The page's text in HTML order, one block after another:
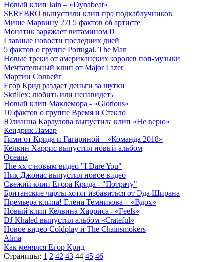
Новый клип Jain – «Dynabeat»
SEREBRO выпустили клип про подкаблучников
Мише Марвину 27! 5 фактов об артисте
Монатик заряжает витамином D
Главные новости последних дней
5 фактов о группе Portugal. The Man
Новые треки от американских королев поп-музыки
Мечтательный клип от Major Lazer
Мартин Солвейг
Егор Крид раздает деньги за шутки
Skrillex: любить или ненавидеть
Новый клип Маклемора - «Glorious»
10 фактов о группе Время и Стекло
Юлианна Караулова выпустила клип «Не верю»
Кендрик Ламар
Гимн от Крида и Гагариной – «Команда 2018»
Келвин Харрис выпустил новый альбом
Oceana
The xx с новым видео "I Dare You"
Ник Джонас выпустил новое видео
Свежий клип Егора Крида - "Потрачу"
Британские чарты хотят избавиться от Эда Ширана
Премьера клипа! Елена Темникова – «Вдох»
Новый клип Келвина Харриса - «Feels»
DJ Khaled выпустил альбом «Crateful»
Новое видео Coldplay и The Chainsmokers
Alma
Как менялся Егор Крид
Страницы: 1 2 42 43 44 45 46